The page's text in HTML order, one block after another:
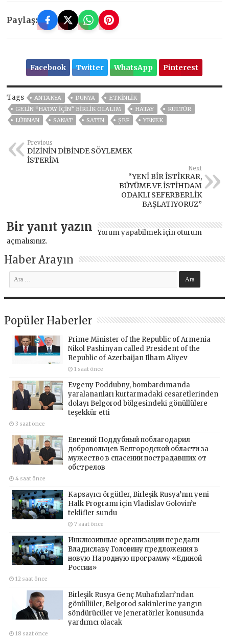
Paylaş:
Facebook Twitter WhatsApp Pinterest
Tags ANTAKYA DÜNYA
ETKINLIK
GELIN “HATAY IÇIN” BIRLIK OLALIM
HATAY
KÜLTÜR
LÜBNAN
SANAT SATIN ŞEF YENEK
Previous
DİZİNİN DİBİNDE SÖYLEMEK
İSTERİM
Next
“YENİ BİR İSTİKRAR,
BÜYÜME VE İSTİHDAM
ODAKLI SEFERBERLİK
BAŞLATIYORUZ”
Bir yanıt yazın Yorum yapabilmek için oturum
açmalısınız.
Haber Arayın
Popüler Haberler
Prime Minister of the Republic of Armenia
Nikol Pashinyan called President of the
Republic of Azerbaijan Ilham Aliyev
1 saat önce
Evgeny Poddubny, bombardımanda
yaralananları kurtarmadaki cesaretlerinden
dolayı Belgorod bölgesindeki gönüllülere
teşekkür etti
3 saat önce
Евгений Поддубный поблагодарил
добровольцев Белгородской области за
мужество в спасении пострадавших от
обстрелов
4 saat önce
Kapsayıcı örgütler, Birleşik Rusya’nın yeni
Halk Programı için Vladislav Golovin’e
teklifler sundu
7 saat önce
Инклюзивные организации передали
Владиславу Головину предложения в
новую Народную программу «Единой
России»
12 saat önce
Birleşik Rusya Genç Muhafızları’ndan
gönüllüler, Belgorod sakinlerine yangın
söndürücüler ve jeneratörler konusunda
yardımcı olacak
18 saat önce